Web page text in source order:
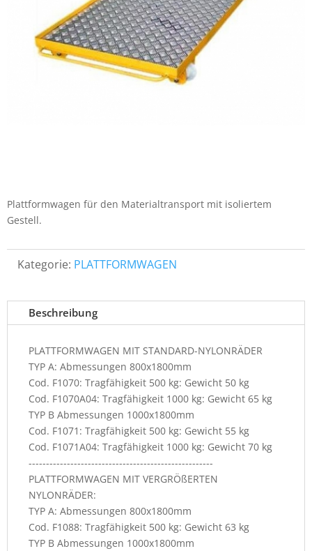
Plattformwagen für den Materialtransport mit isoliertem
Gestell.
Kategorie: PLATTFORMWAGEN
Beschreibung
PLATTFORMWAGEN MIT STANDARD-NYLONRÄDER
TYP A: Abmessungen 800x1800mm
Cod. F1070: Tragfähigkeit 500 kg: Gewicht 50 kg
Cod. F1070A04: Tragfähigkeit 1000 kg: Gewicht 65 kg
TYP B Abmessungen 1000x1800mm
Cod. F1071: Tragfähigkeit 500 kg: Gewicht 55 kg
Cod. F1071A04: Tragfähigkeit 1000 kg: Gewicht 70 kg
-----------------------------------------------------
PLATTFORMWAGEN MIT VERGRÖßERTEN
NYLONRÄDER:
TYP A: Abmessungen 800x1800mm
Cod. F1088: Tragfähigkeit 500 kg: Gewicht 63 kg
TYP B Abmessungen 1000x1800mm